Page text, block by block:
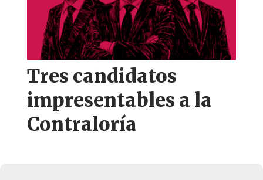
Tres candidatos
impresentables a la
Contraloría